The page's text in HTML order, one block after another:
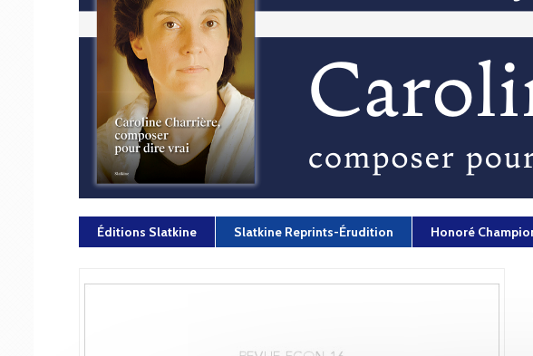
Éditions Slatkine Slatkine Reprints-Érudition Honoré